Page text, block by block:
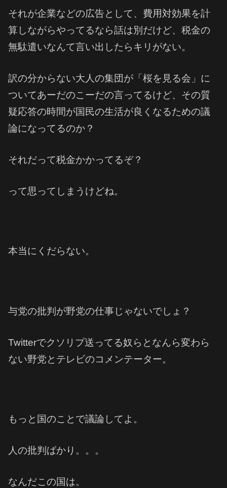
それが企業などの広告として、費用対効果を計
算しながらやってるなら話は別だけど、税金の
無駄遣いなんて言い出したらキリがない。
訳の分からない大人の集団が「桜を見る会」に
ついてあーだのこーだの言ってるけど、その質
疑応答の時間が国民の生活が良くなるための議
論になってるのか？
それだって税金かかってるぞ？
って思ってしまうけどね。
本当にくだらない。
与党の批判が野党の仕事じゃないでしょ？
Twitterでクソリプ送ってる奴らとなんら変わら
ない野党とテレビのコメンテーター。
もっと国のことで議論してよ。
人の批判ばかり。。。
なんだこの国は。